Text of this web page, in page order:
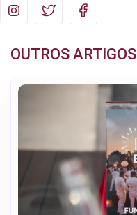
OUTROS ARTIGOS